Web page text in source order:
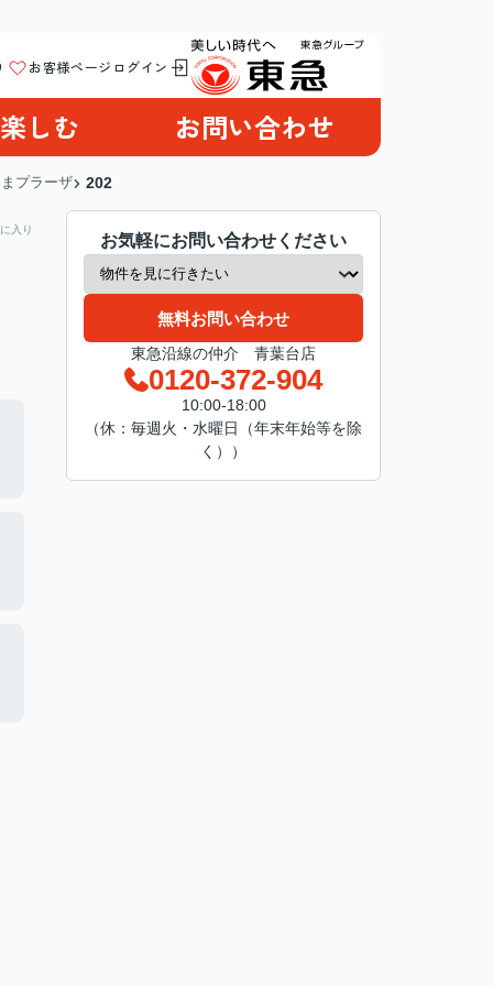
お客様ページログイン
しむ お問い合わせ
プラーザ 202
入り
お気軽にお問い合わせください
無料お問い合わせ
東急沿線の仲介 青葉台店
0120-372-904
10:00-18:00
（休：毎週火・水曜日（年末年始等を除
く））